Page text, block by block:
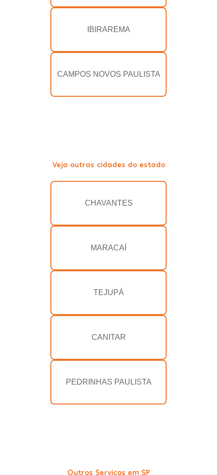
IBIRAREMA
CAMPOS NOVOS PAULISTA
Veja outras cidades do estado
CHAVANTES
MARACAÍ
TEJUPÁ
CANITAR
PEDRINHAS PAULISTA
Outros Serviços em SP